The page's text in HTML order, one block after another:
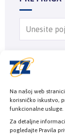
Na našoj web
korisničko iskustvo,
funkcionalne usluge.
Za detaljne
pogledajte Pravila
NAJNOVIJI
Osiguranik
medicinsku